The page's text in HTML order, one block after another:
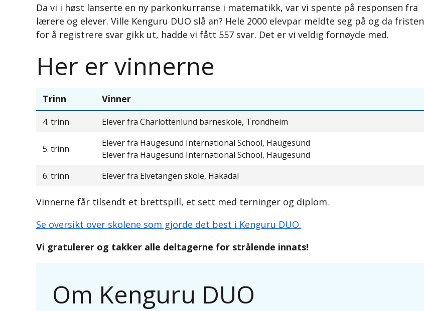
Da vi i høst lanserte en ny parkonkurranse i matematikk, var vi spente på responsen fra
lærere og elever. Ville Kenguru DUO slå an? Hele 2000 elevpar meldte seg på og da fristen
for å registrere svar gikk ut, hadde vi fått 557 svar. Det er vi veldig fornøyde med.
Her er vinnerne
Trinn Vinner
4. trinn Elever fra Charlottenlund barneskole, Trondheim
5. trinn
Elever fra Haugesund International School, Haugesund
Elever fra Haugesund International School, Haugesund
6. trinn
Elever fra Elvetangen skole, Hakadal
Vinnerne får tilsendt et brettspill, et sett med terninger og diplom.
Se oversikt over skolene som gjorde det best i Kenguru DUO.
Vi gratulerer og takker alle deltagerne for strålende innats!
Om Kenguru DUO